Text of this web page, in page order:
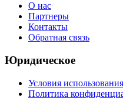
О нас
Партнеры
Контакты
Обратная связь
Юридическое
Условия использования
Политика